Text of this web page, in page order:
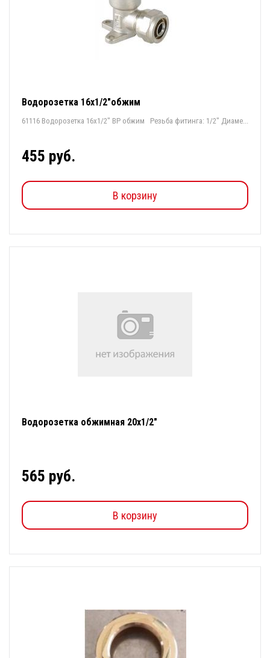
Водорозетка 16х1/2"обжим
61116 Водорозетка 16х1/2" ВР обжим Резьба фитинга: 1/2" Диаме...
455 руб.
В корзину
Водорозетка обжимная 20х1/2"
565 руб.
В корзину